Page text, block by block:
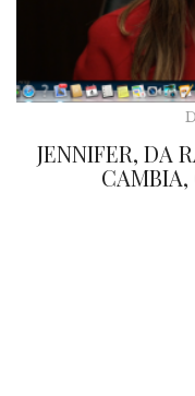
JENNIFER, DA
CAMBIA,